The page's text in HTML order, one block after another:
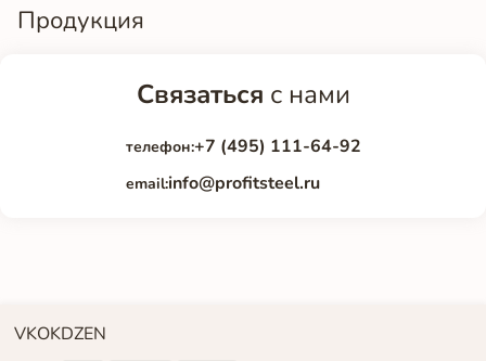
Продукция
Связаться с нами
телефон:+7 (495) 111-64-92
email:info@profitsteel.ru
VKOKDZEN